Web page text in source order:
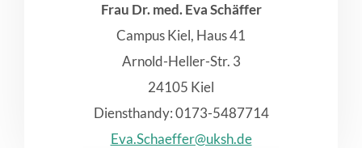
Frau Dr. med. Eva Schäffer
Campus Kiel, Haus 41
Arnold-Heller-Str. 3
24105 Kiel
Diensthandy: 0173-5487714
Eva.Schaeffer@uksh.de